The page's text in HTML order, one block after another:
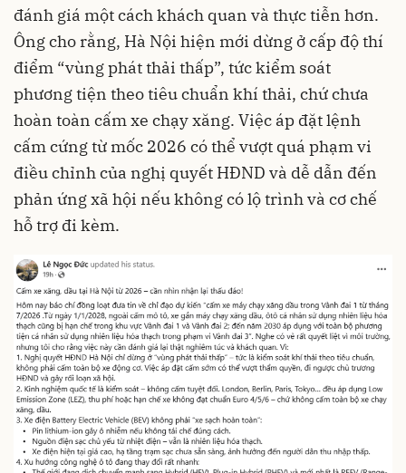
đánh giá một cách khách quan và thực tiễn hơn.
Ông cho rằng, Hà Nội hiện mới dừng ở cấp độ thí
điểm “vùng phát thải thấp”, tức kiểm soát
phương tiện theo tiêu chuẩn khí thải, chứ chưa
hoàn toàn cấm xe chạy xăng. Việc áp đặt lệnh
cấm cứng từ mốc 2026 có thể vượt quá phạm vi
điều chỉnh của nghị quyết HĐND và dễ dẫn đến
phản ứng xã hội nếu không có lộ trình và cơ chế
hỗ trợ đi kèm.